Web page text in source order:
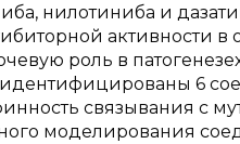
нилотиниба и
активности в
роль в
идентифицированы 6
связывания с
моделирования